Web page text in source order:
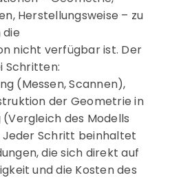
Herstellungsweise – zu
nicht verfügbar ist. Der
Schritten:
(Messen, Scannen),
der Geometrie in
des Modells
Schritt beinhaltet
die sich direkt auf
und die Kosten des